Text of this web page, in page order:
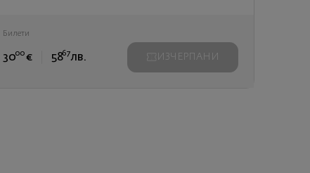
Билети
3000 € 5867 лв. ИЗЧЕРПАНИ